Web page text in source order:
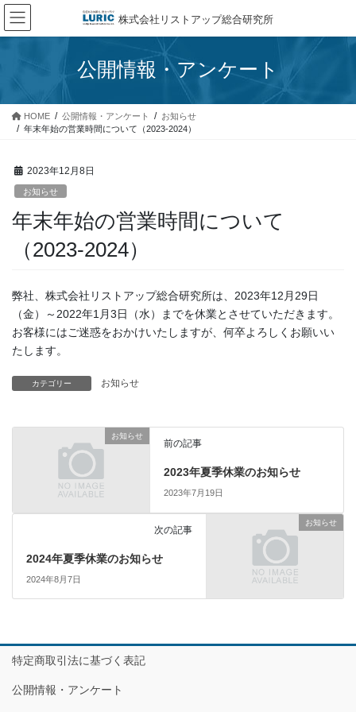
コ
ン
テ
ス
ナ
ビ
ゲ
ン
株式会社リストアップ総合研究所
公開情報・アンケート
HOME 公開情報・アンケート
お知らせ
年末年始の営業時間について（2023-2024）
2023年12月8日
お知らせ
年末年始の営業時間について
（2023-2024）
弊社、株式会社リストアップ総合研究所は、2023年12月29日
（金）～2022年1月3日（水）までを休業とさせていただきます。
お客様にはご迷惑をおかけいたしますが、何卒よろしくお願いい
たします。
カテゴリー お知らせ
お知らせ
前の記事
2023年夏季休業のお知らせ
2023年7月19日
お知らせ
次の記事
2024年夏季休業のお知らせ
2024年8月7日
特定商取引法に基づく表記
公開情報・アンケート